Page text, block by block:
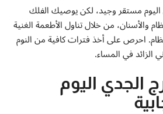
مستقر وجيد، لكن يوصيك الفلك
والأسنان، من خلال تناول الأطعمة الغنية
احرص على أخذ فترات كافية من النوم
الزائد في المساء.
الجدي اليوم